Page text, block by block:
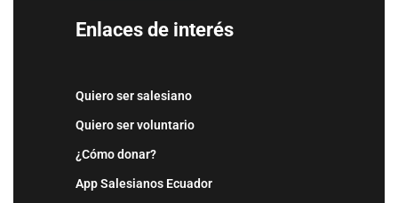
Enlaces de interés
Quiero ser salesiano
Quiero ser voluntario
¿Cómo donar?
App Salesianos Ecuador